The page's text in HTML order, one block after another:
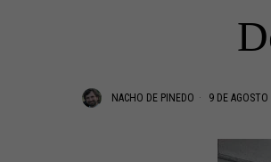
NACHO DE PINEDO 9 DE